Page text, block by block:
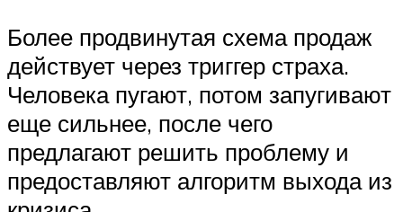
Более продвинутая схема продаж
действует через триггер страха.
Человека пугают, потом запугивают
еще сильнее, после чего
предлагают решить проблему и
предоставляют алгоритм выхода из